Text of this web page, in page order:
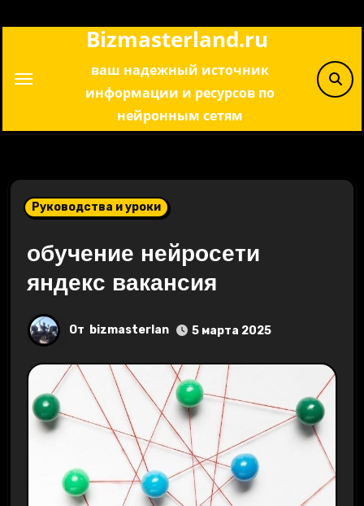
Bizmasterland.ru
ваш надежный источник
информации и ресурсов по
нейронным сетям
Руководства и уроки
обучение нейросети
яндекс вакансия
От bizmasterlan 5 марта 2025